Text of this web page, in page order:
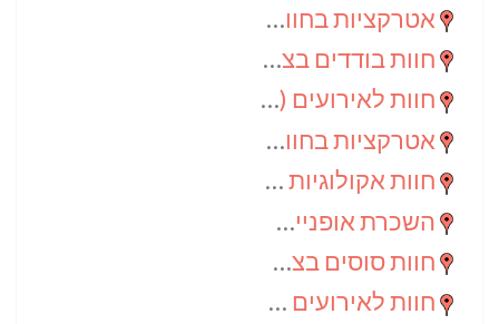
אטרקציות בחוות
חוות בודדים בצפון
חוות לאירועים (4)
אטרקציות בחוות בדרום
חוות אקולוגיות(2)
השכרת אופניים
חוות סוסים בצפון
חוות לאירועים בדרום